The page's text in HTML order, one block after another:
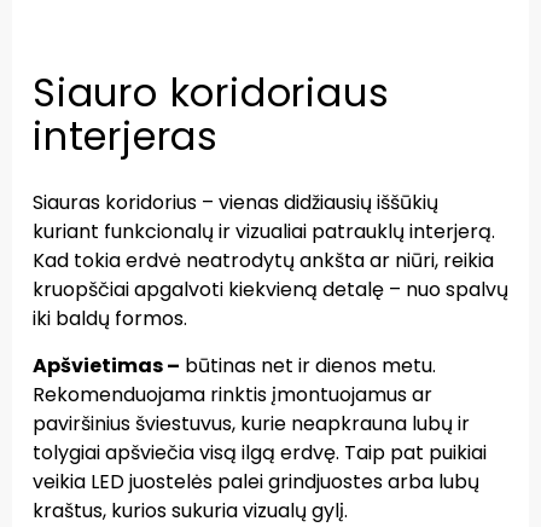
Siauro koridoriaus
interjeras
Siauras koridorius – vienas didžiausių iššūkių
kuriant funkcionalų ir vizualiai patrauklų interjerą.
Kad tokia erdvė neatrodytų ankšta ar niūri, reikia
kruopščiai apgalvoti kiekvieną detalę – nuo spalvų
iki baldų formos.
Apšvietimas– būtinas net ir dienos metu.
Rekomenduojama rinktis įmontuojamus ar
paviršinius šviestuvus, kurie neapkrauna lubų ir
tolygiai apšviečia visą ilgą erdvę. Taip pat puikiai
veikia LED juostelės palei grindjuostes arba lubų
kraštus, kurios sukuria vizualų gylį.